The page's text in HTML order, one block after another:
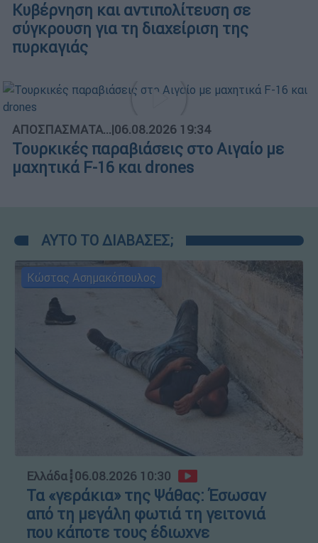
Κυβέρνηση και αντιπολίτευση σε
σύγκρουση για τη διαχείριση της
πυρκαγιάς
ΑΠΟΣΠΑΣΜΑΤΑ...|06.08.2026 19:34
Τουρκικές παραβιάσεις στο Αιγαίο με
μαχητικά F-16 και drones
ΑΥΤΟ ΤΟ ΔΙΑΒΑΣΕΣ;
Κώστας Ασημακόπουλος
Ελλάδα┋06.08.2026 10:30
Τα «γεράκια» της Ψάθας: Έσωσαν
από τη μεγάλη φωτιά τη γειτονιά
που κάποτε τους έδιωχνε